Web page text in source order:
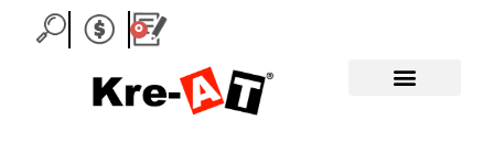
0
Carrito